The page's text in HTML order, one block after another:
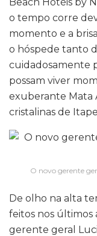
o tempo corre
momento e a
o hóspede tanto
cuidadosamente
possam viver
exuberante Mata
cristalinas de
O novo gerente
De olho na alta
feitos nos últimos
gerente geral